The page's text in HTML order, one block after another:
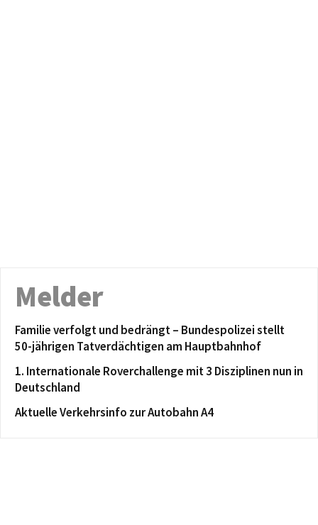
Melder
Familie verfolgt und bedrängt – Bundespolizei stellt
50-jährigen Tatverdächtigen am Hauptbahnhof
1. Internationale Roverchallenge mit 3 Disziplinen nun in
Deutschland
Aktuelle Verkehrsinfo zur Autobahn A4